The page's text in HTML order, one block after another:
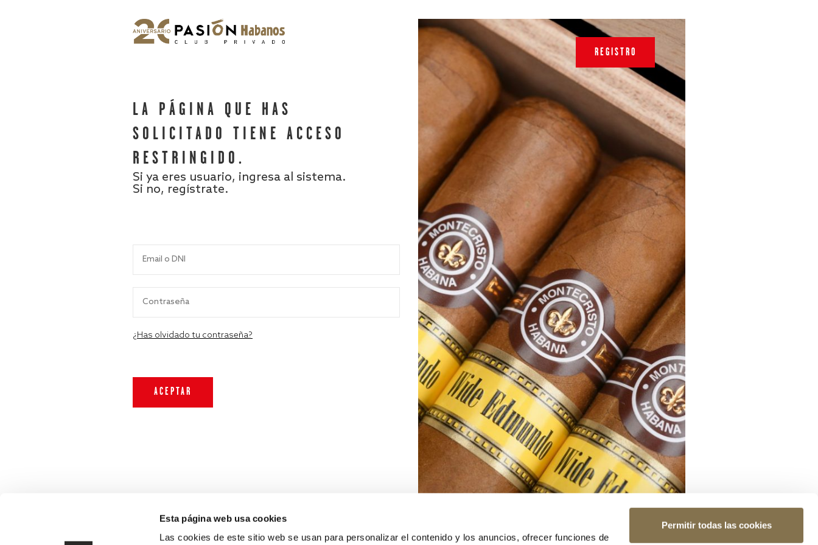
Esta página web usa cookies
Las cookies de este sitio web se usan para personalizar el contenido y los anuncios, ofrecer funciones de
Permitir todas las cookies
LA PÁGINA QUE HAS
SOLICITADO TIENE ACCESO
RESTRINGIDO.
Si ya eres usuario, ingresa al sistema.
Si no, regístrate.
¿Has olvidado tu contraseña?
REGISTRO